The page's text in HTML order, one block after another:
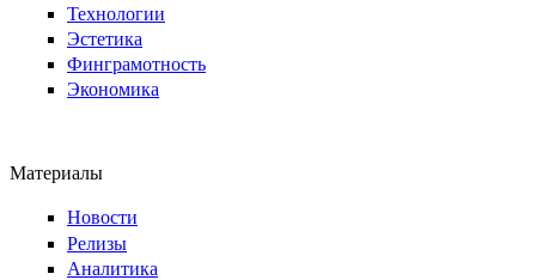
Технологии
Эстетика
Финграмотность
Экономика
Материалы
Новости
Релизы
Аналитика